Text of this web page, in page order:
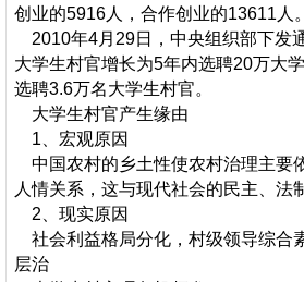
创业的5916人，合作创业的13611人。
2010年4月29日，中央组织部下发
大学生村官增长为5年内选聘20万大
选聘3.6万名大学生村官。
大学生村官产生缘由
1、宏观原因
中国农村的乡土性使农村治理主要
人情关系，这与现代社会的民主、法
2、现实原因
社会利益格局分化，村级领导综合
层治